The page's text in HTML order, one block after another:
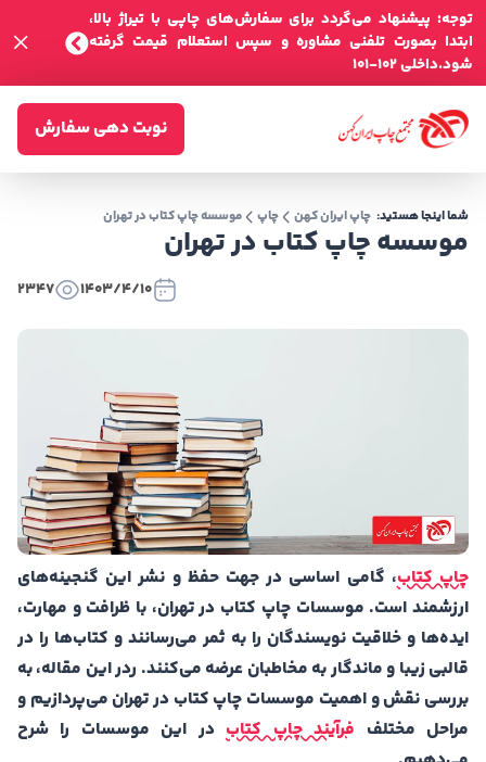
توجه: پیشنهاد می‌گردد برای سفارش‌های چاپی با تیراژ بالا،
ابتدا بصورت تلفنی مشاوره و سپس استعلام قیمت گرفته
شود.داخلی 102-101
نوبت دهی سفارش
موسسه چاپ کتاب در تهران
شما اینجا هستید: چاپ ایران کهن چاپ موسسه چاپ کتاب در تهران
1403/4/10
2347
چاپ کتاب، گامی اساسی در جهت حفظ و نشر این گنجینه‌های
ارزشمند است. موسسات چاپ کتاب در تهران، با ظرافت و مهارت،
ایده‌ها و خلاقیت نویسندگان را به ثمر می‌رسانند و کتاب‌ها را در
قالبی زیبا و ماندگار به مخاطبان عرضه می‌کنند. ردر این مقاله، به
بررسی نقش و اهمیت موسسات چاپ کتاب در تهران می‌پردازیم و
مراحل مختلف فرآیند چاپ کتابدر این موسسات را شرح